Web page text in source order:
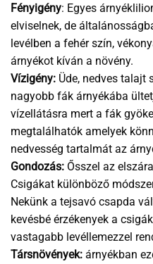
Fényigény: Egyes
elviselnek, de
levélben a fehér szín,
árnyékot kíván a növény.
Vízigény: Üde, nedves talajt
nagyobb fák árnyékába
vízellátásra mert a fák
megtalálhatók amelyek
nedvesség tartalmát az
Gondozás: Ősszel az
Csigákat különböző
Nekünk a tejsavó csapda
kevésbé érzékenyek a
vastagabb levéllemezzel
Társnövények: árnyékban